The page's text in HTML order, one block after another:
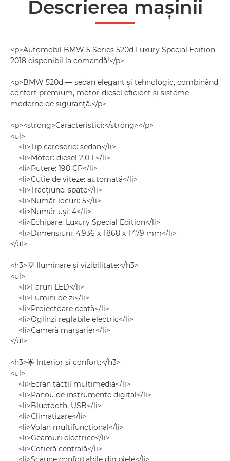
Descrierea mașinii
<p>Automobil BMW 5 Series 520d Luxury Special Edition
2018 disponibil la comandă!</p>
<p>BMW 520d — sedan elegant și tehnologic, combinând
confort premium, motor diesel eficient și sisteme
moderne de siguranță.</p>
<p><strong>Caracteristici:</strong></p>
<ul>
<li>Tip caroserie: sedan</li>
<li>Motor: diesel 2,0 L</li>
<li>Putere: 190 CP</li>
<li>Cutie de viteze: automată</li>
<li>Tracțiune: spate</li>
<li>Număr locuri: 5</li>
<li>Număr uși: 4</li>
<li>Echipare: Luxury Special Edition</li>
<li>Dimensiuni: 4 936 x 1 868 x 1 479 mm</li>
</ul>
<h3>💡 Iluminare și vizibilitate:</h3>
<ul>
<li>Faruri LED</li>
<li>Lumini de zi</li>
<li>Proiectoare ceață</li>
<li>Oglinzi reglabile electric</li>
<li>Cameră marșarier</li>
</ul>
<h3>🌟 Interior și confort:</h3>
<ul>
<li>Ecran tactil multimedia</li>
<li>Panou de instrumente digital</li>
<li>Bluetooth, USB</li>
<li>Climatizare</li>
<li>Volan multifuncțional</li>
<li>Geamuri electrice</li>
<li>Cotieră centrală</li>